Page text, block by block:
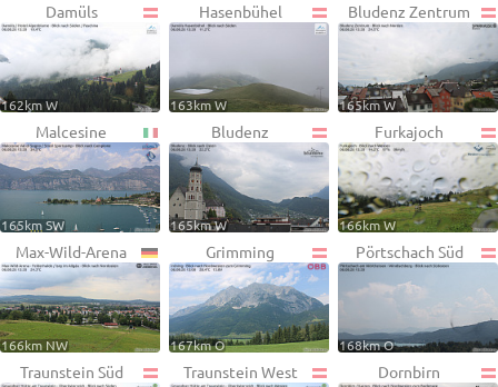
Damüls
162km W
Hasenbühel
163km W
Bludenz Zentrum
165km W
Malcesine
165km SW
Bludenz
165km W
Furkajoch
166km W
Max-Wild-Arena
166km NW
Grimming
167km O
Pörtschach Süd
168km O
Traunstein Süd Traunstein West Dornbirn